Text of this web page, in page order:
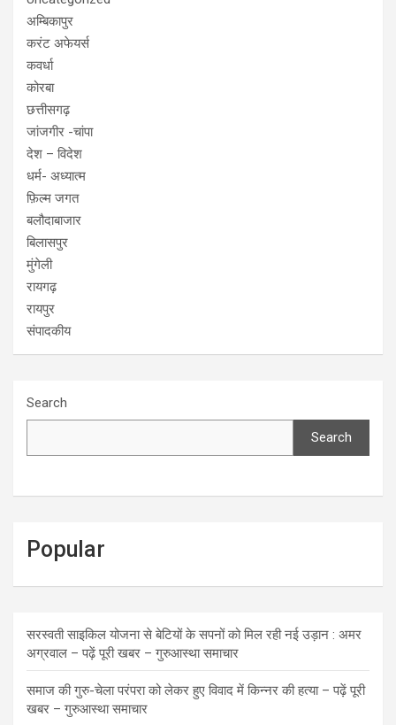
अम्बिकापुर
करंट अफेयर्स
कवर्धा
कोरबा
छत्तीसगढ़
जांजगीर -चांपा
देश – विदेश
धर्म- अध्यात्म
फ़िल्म जगत
बलौदाबाजार
बिलासपुर
मुंगेली
रायगढ़
रायपुर
संपादकीय
Search
Search
Popular
सरस्वती साइकिल योजना से बेटियों के सपनों को मिल रही नई उड़ान : अमर
अग्रवाल – पढ़ें पूरी खबर – गुरुआस्था समाचार
समाज की गुरु-चेला परंपरा को लेकर हुए विवाद में किन्नर की हत्या – पढ़ें पूरी
खबर – गुरुआस्था समाचार